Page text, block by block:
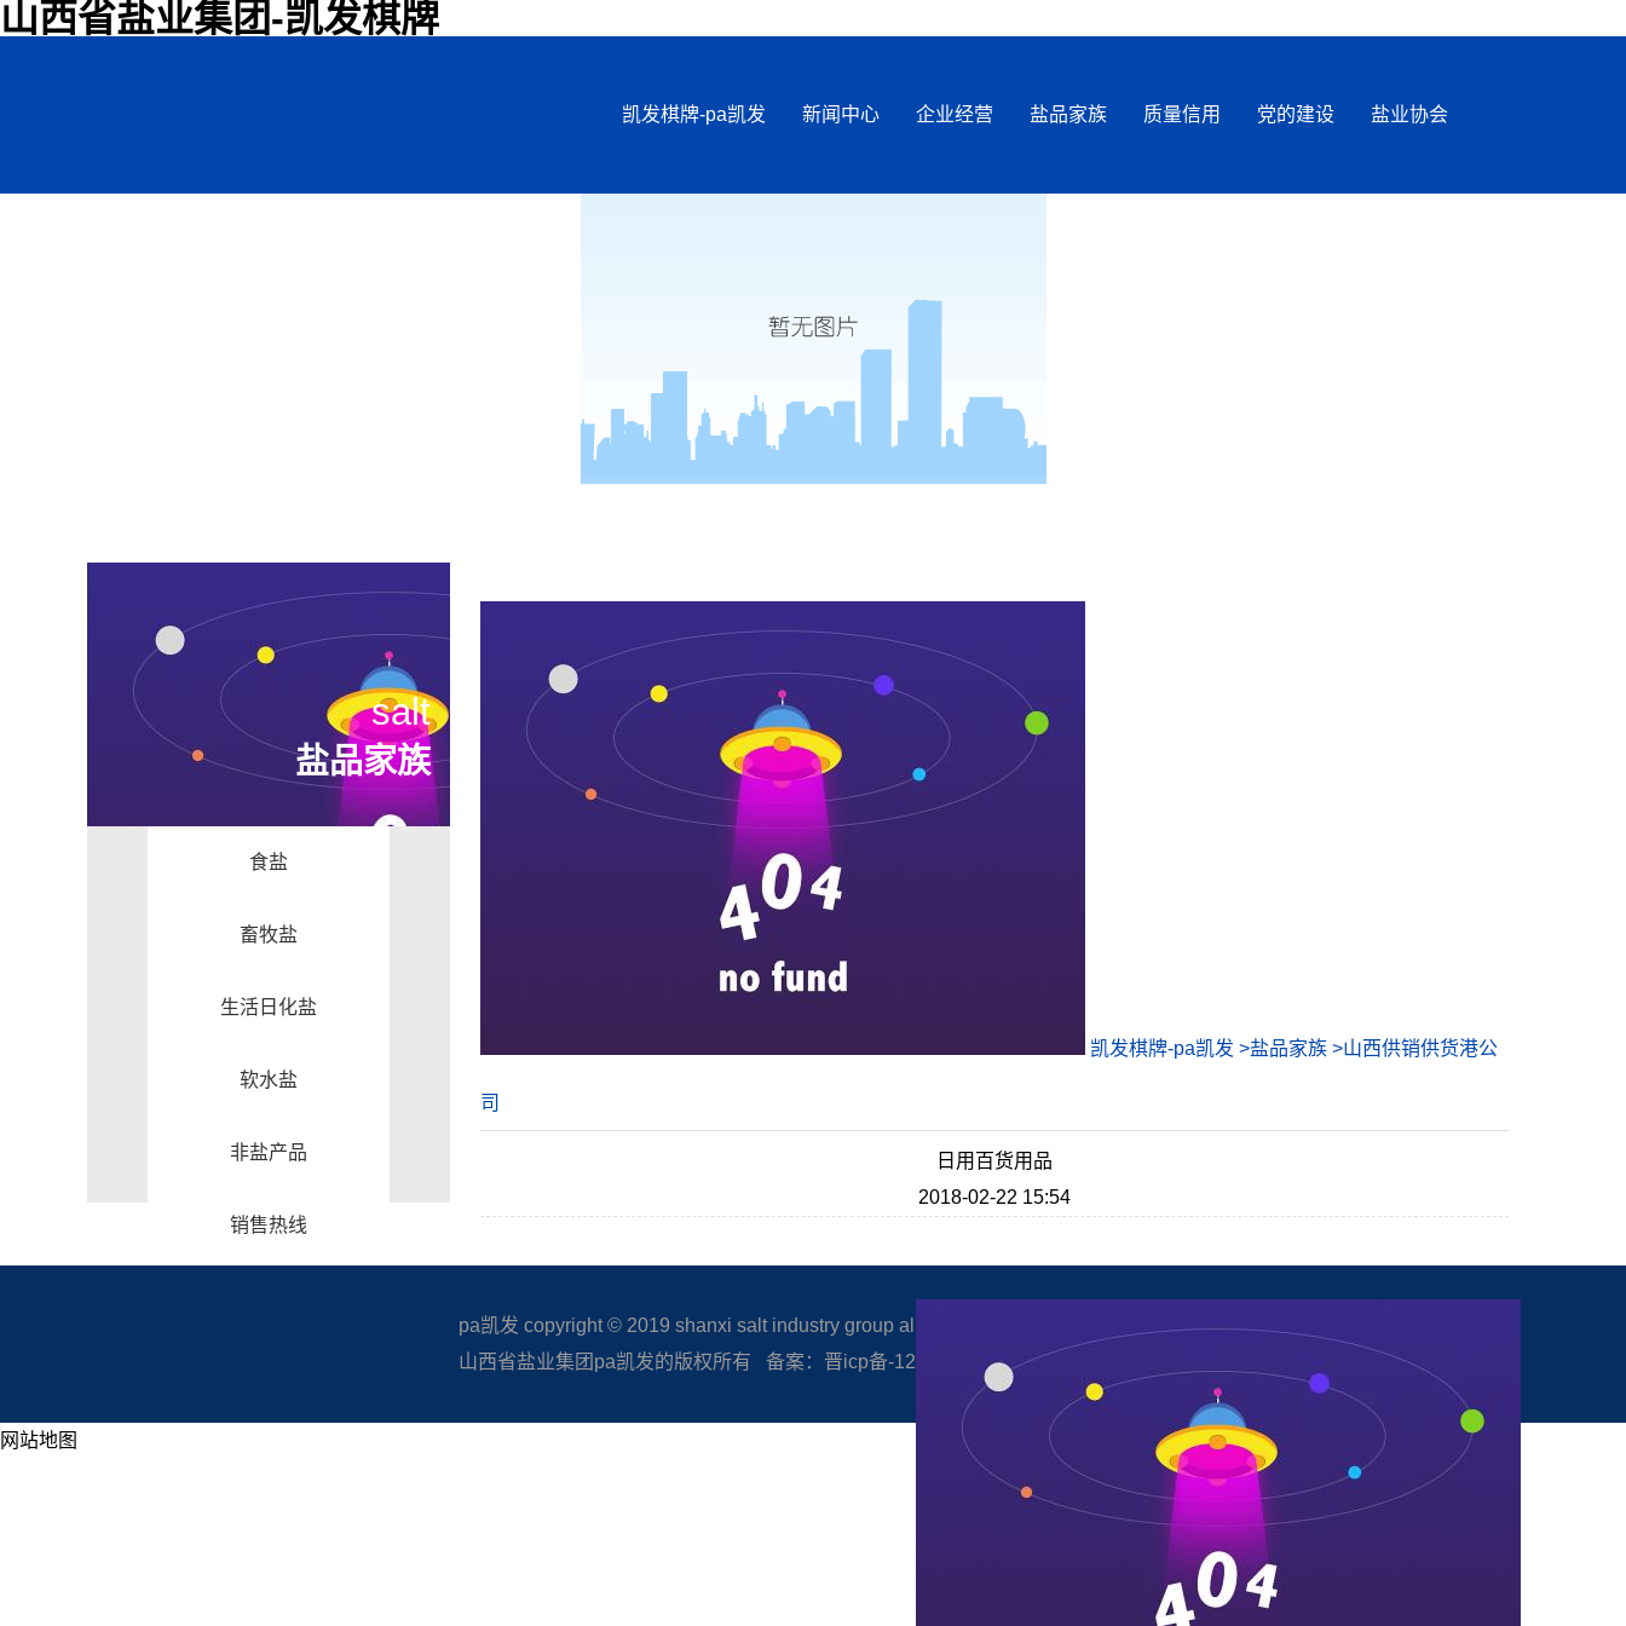
山西省盐业集团-凯发棋牌
凯发棋牌-pa凯发 新闻中心 企业经营 盐品家族 质量信用 党的建设 盐业协会
salt
盐品家族
食盐
畜牧盐
生活日化盐
软水盐
非盐产品
销售热线
凯发棋牌-pa凯发 >盐品家族 >山西供销供货港公
司
日用百货用品
2018-02-22 15:54
pa凯发 copyright © 2019 shanxi salt industry group all rights reserved.
山西省盐业集团pa凯发的版权所有 备案：晋icp备-12005506
网站地图